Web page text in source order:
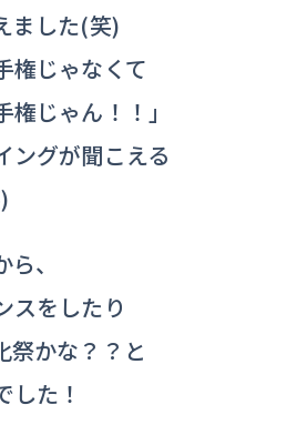
ました(笑)
権じゃなくて
ゃん！！」
ングが聞こえる
、
スをしたり
祭かな？？と
した！